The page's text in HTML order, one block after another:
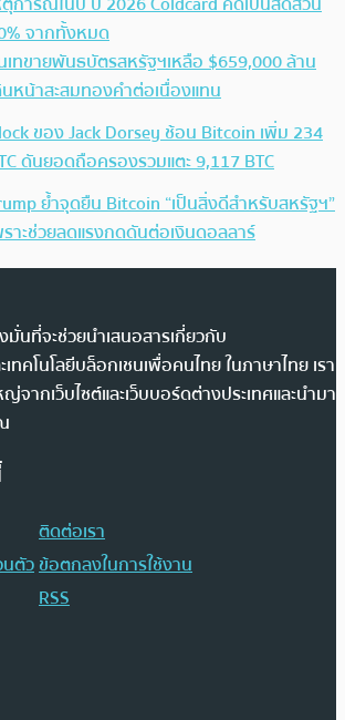
จากทั้งหมด
เทขายพันธบัตรสหรัฐฯเหลือ $659,000 ล้าน
นหน้าสะสมทองคำต่อเนื่องแทน
ของ Jack Dorsey ช้อน Bitcoin เพิ่ม 234
ดันยอดถือครองรวมแตะ 9,117 BTC
ย้ำจุดยืน Bitcoin “เป็นสิ่งดีสำหรับสหรัฐฯ”
ราะช่วยลดแรงกดดันต่อเงินดอลลาร์
นที่จะช่วยนำเสนอสารเกี่ยวกับ
ทคโนโลยีบล็อกเชนเพื่อคนไทย ในภาษาไทย เรา
ากเว็บไซต์และเว็บบอร์ดต่างประเทศและนำมา
ติดต่อเรา
นตัวข้อตกลงในการใช้งาน
RSS